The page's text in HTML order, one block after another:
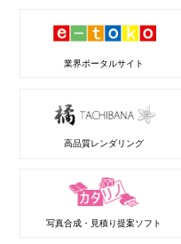
業界ポータルサイト
高品質レンダリング
写真合成・見積り提案ソフト